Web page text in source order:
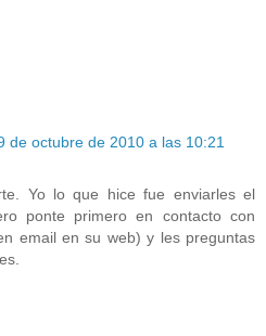
de octubre de 2010 a las 10:21
Yo lo que hice fue enviarles el
ponte primero en contacto con
email en su web) y les preguntas